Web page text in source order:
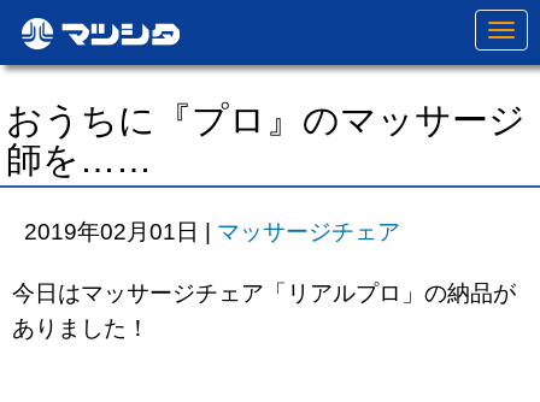
N
a
v
g
a
o
おうちに『プロ』のマッサージ
師を……
2019年02月01日 | マッサージチェア
今日はマッサージチェア「リアルプロ」の納品が
ありました！